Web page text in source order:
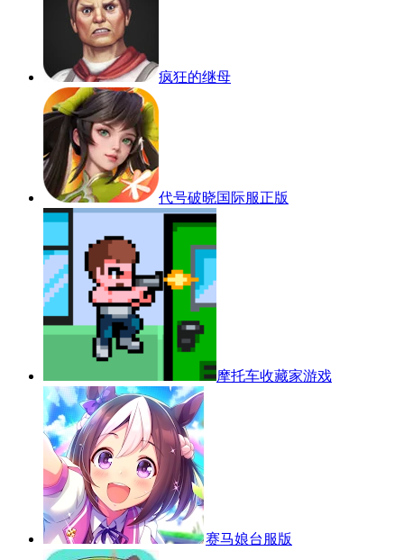
疯狂的继母
代号破晓国际服正版
摩托车收藏家游戏
赛马娘台服版